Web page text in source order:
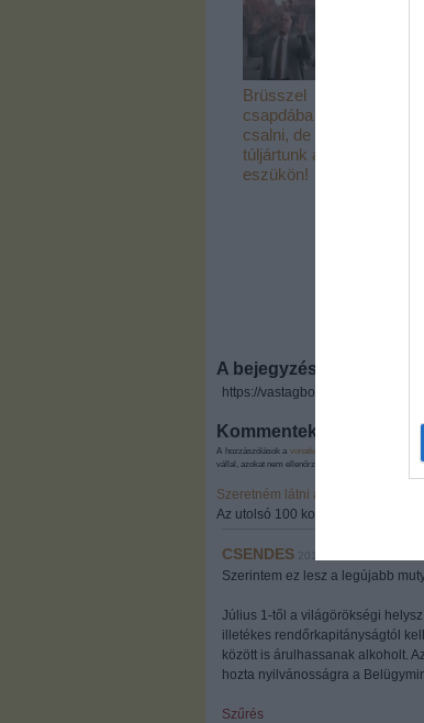
Brüsszel
csapdába akart
csalni, de mi
túljártunk az
eszükön!
A bejegyzés trackback
https://vastagbor.blog.hu/api/
Kommentek:
A hozzászólások avonatkozó jogszabályok
vállal, azokat nem ellenőrzi. Kifogás esetén forduljon a
Szeretném látni az összes
Az utolsó 100 komment:
CSENDES
Szerintem ez lesz a legújabb
Július 1-től a világörökségi
illetékes rendőrkapitányságtól
között is árulhassanak alkoholt.
hozta nyilvánosságra a
Szűrés